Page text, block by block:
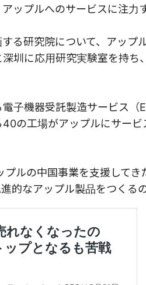
ップルへのサービスに注力
る研究院について、アッ
圳に応用研究実験室を持
子機器受託製造サービス
の工場がアップルにサー
ルの中国事業を支援して
的なアップル製品をつくる